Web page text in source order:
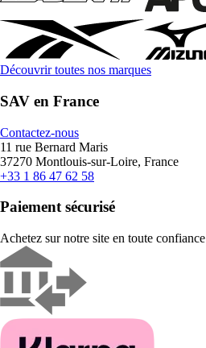
Découvrir toutes nos marques
SAV en France
Contactez-nous
11 rue Bernard Maris
37270 Montlouis-sur-Loire, France
+33 1 86 47 62 58
Paiement sécurisé
Achetez sur notre site en toute confiance